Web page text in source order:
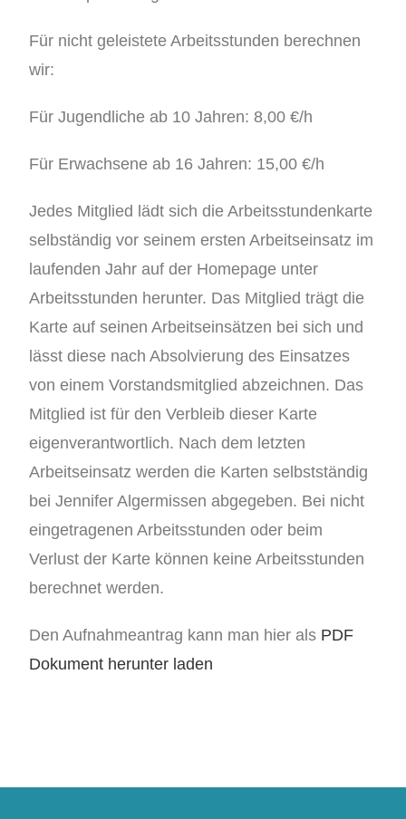
Für nicht geleistete Arbeitsstunden berechnen
wir:
Für Jugendliche ab 10 Jahren: 8,00 €/h
Für Erwachsene ab 16 Jahren: 15,00 €/h
Jedes Mitglied lädt sich die Arbeitsstundenkarte
selbständig vor seinem ersten Arbeitseinsatz im
laufenden Jahr auf der Homepage unter
Arbeitsstunden herunter. Das Mitglied trägt die
Karte auf seinen Arbeitseinsätzen bei sich und
lässt diese nach Absolvierung des Einsatzes
von einem Vorstandsmitglied abzeichnen. Das
Mitglied ist für den Verbleib dieser Karte
eigenverantwortlich. Nach dem letzten
Arbeitseinsatz werden die Karten selbstständig
bei Jennifer Algermissen abgegeben. Bei nicht
eingetragenen Arbeitsstunden oder beim
Verlust der Karte können keine Arbeitsstunden
berechnet werden.
Den Aufnahmeantrag kann man hier als PDF
Dokument herunter laden